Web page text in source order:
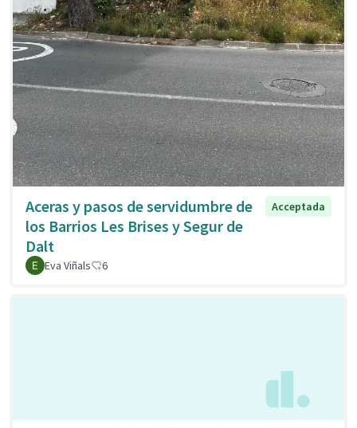
Aceras y pasos de servidumbre de
los Barrios Les Brises y Segur de
Dalt
Acceptada
Eva Viñals 6